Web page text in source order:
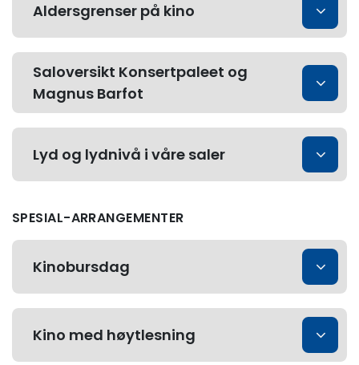
Aldersgrenser på kino
Saloversikt Konsertpaleet og
Magnus Barfot
Lyd og lydnivå i våre saler
SPESIAL-ARRANGEMENTER
Kinobursdag
Kino med høytlesning